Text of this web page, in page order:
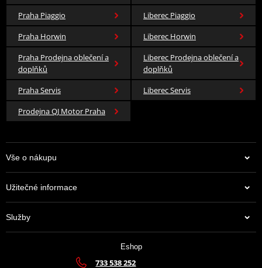
Praha Piaggio
Liberec Piaggio
Praha Horwin
Liberec Horwin
Praha Prodejna oblečení a
doplňků
Liberec Prodejna oblečení a
doplňků
Praha Servis
Liberec Servis
Prodejna QJ Motor Praha
Vše o nákupu
Užitečné informace
Služby
Eshop
733 538 252